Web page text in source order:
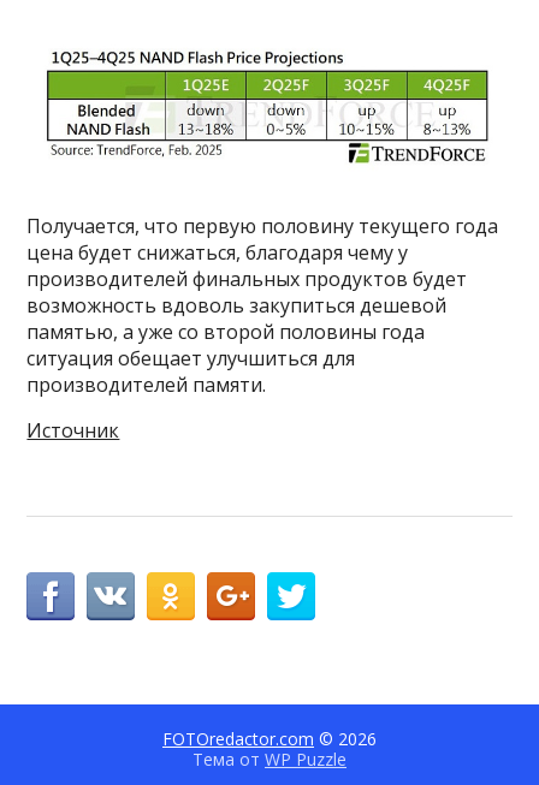
Получается, что первую половину текущего года
цена будет снижаться, благодаря чему у
производителей финальных продуктов будет
возможность вдоволь закупиться дешевой
памятью, а уже со второй половины года
ситуация обещает улучшиться для
производителей памяти.
Источник
FOTOredactor.com © 2026
Тема от WP Puzzle